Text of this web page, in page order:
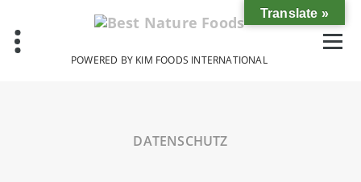
content
POWERED BY KIM FOODS INTERNATIONAL
DATENSCHUTZ
Translate »